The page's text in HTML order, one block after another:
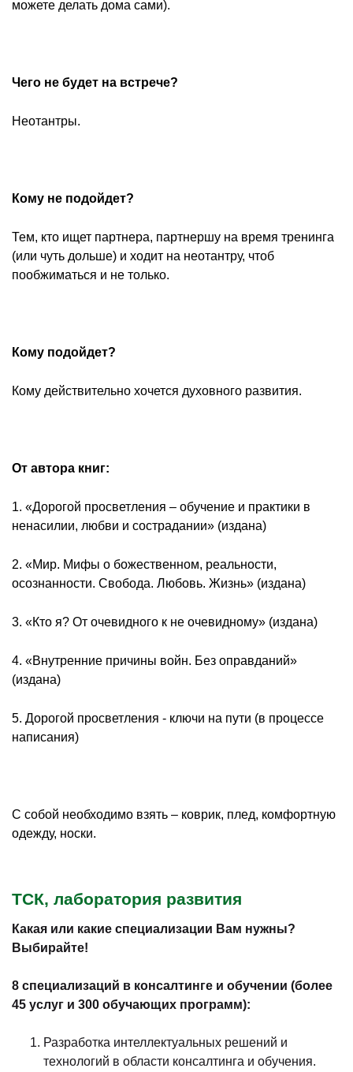
можете делать дома сами).
Чего не будет на встрече?
Неотантры.
Кому не подойдет?
Тем, кто ищет партнера, партнершу на время тренинга
(или чуть дольше) и ходит на неотантру, чтоб
пообжиматься и не только.
Кому подойдет?
Кому действительно хочется духовного развития.
От автора книг:
1. «Дорогой просветления – обучение и практики в
ненасилии, любви и сострадании» (издана)
2. «Мир. Мифы о божественном, реальности,
осознанности. Свобода. Любовь. Жизнь» (издана)
3. «Кто я? От очевидного к не очевидному» (издана)
4. «Внутренние причины войн. Без оправданий»
(издана)
5. Дорогой просветления - ключи на пути (в процессе
написания)
С собой необходимо взять – коврик, плед, комфортную
одежду, носки.
ТСК, лаборатория развития
Какая или какие специализации Вам нужны?
Выбирайте!
8 специализаций в консалтинге и обучении (более
45 услуг и 300 обучающих программ):
Разработка интеллектуальных решений и
технологий в области консалтинга и обучения.